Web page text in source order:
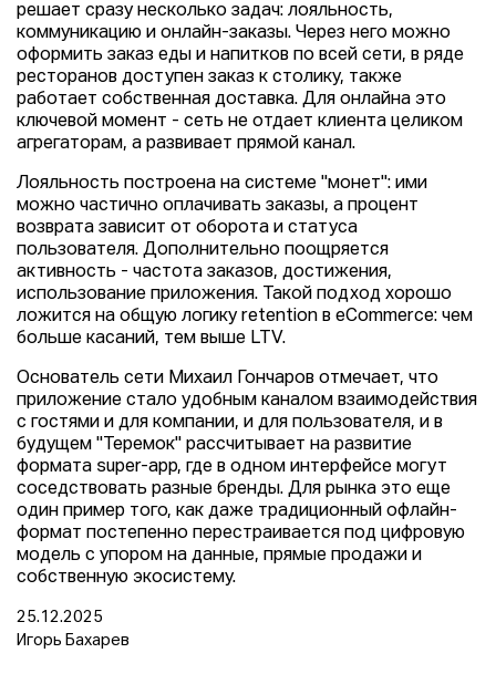
решает сразу несколько задач: лояльность,
коммуникацию и онлайн-заказы. Через него можно
оформить заказ еды и напитков по всей сети, в ряде
ресторанов доступен заказ к столику, также
работает собственная доставка. Для онлайна это
ключевой момент - сеть не отдает клиента целиком
агрегаторам, а развивает прямой канал.
Лояльность построена на системе "монет": ими
можно частично оплачивать заказы, а процент
возврата зависит от оборота и статуса
пользователя. Дополнительно поощряется
активность - частота заказов, достижения,
использование приложения. Такой подход хорошо
ложится на общую логику retention в eСommerce: чем
больше касаний, тем выше LTV.
Основатель сети Михаил Гончаров отмечает, что
приложение стало удобным каналом взаимодействия
с гостями и для компании, и для пользователя, и в
будущем "Теремок" рассчитывает на развитие
формата super-app, где в одном интерфейсе могут
соседствовать разные бренды. Для рынка это еще
один пример того, как даже традиционный офлайн-
формат постепенно перестраивается под цифровую
модель с упором на данные, прямые продажи и
собственную экосистему.
25.12.2025
Игорь Бахарев